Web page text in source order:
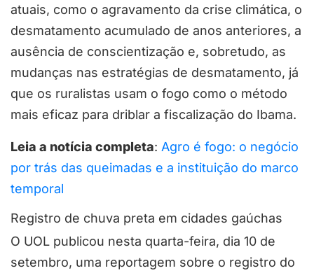
atuais, como o agravamento da crise climática, o
desmatamento acumulado de anos anteriores, a
ausência de conscientização e, sobretudo, as
mudanças nas estratégias de desmatamento, já
que os ruralistas usam o fogo como o método
mais eficaz para driblar a fiscalização do Ibama.
Leia a notícia completa: Agro é fogo: o negócio
por trás das queimadas e a instituição do marco
temporal
Registro de chuva preta em cidades gaúchas
O UOL publicou nesta quarta-feira, dia 10 de
setembro, uma reportagem sobre o registro do